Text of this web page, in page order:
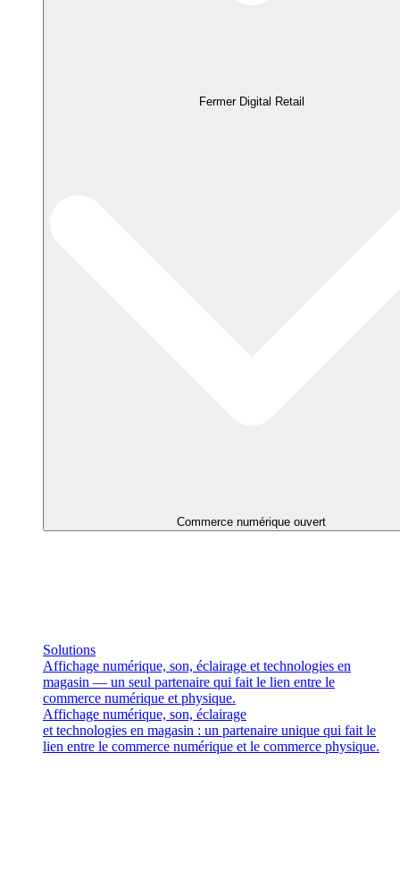
Fermer Digital Retail
Commerce numérique ouvert
Solutions
Affichage numérique, son, éclairage et technologies en
magasin — un seul partenaire qui fait le lien entre le
commerce numérique et physique.
Affichage numérique, son, éclairage
et technologies en magasin : un partenaire unique qui fait le
lien entre le commerce numérique et le commerce physique.